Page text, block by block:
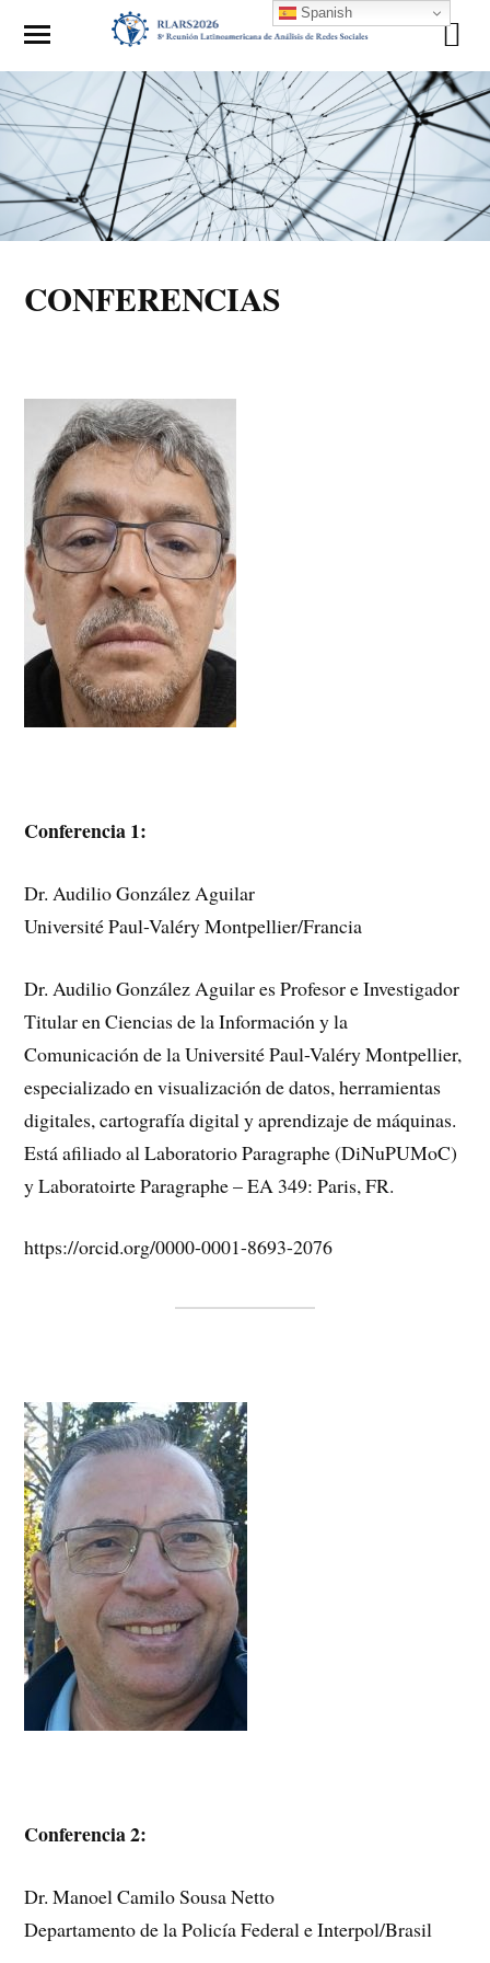
CONFERENCIAS
Conferencia 1:
Dr. Audilio González Aguilar
Université Paul-Valéry Montpellier/Francia
Dr. Audilio González Aguilar es Profesor e Investigador
Titular en Ciencias de la Información y la
Comunicación de la Université Paul-Valéry Montpellier,
especializado en visualización de datos, herramientas
digitales, cartografía digital y aprendizaje de máquinas.
Está afiliado al Laboratorio Paragraphe (DiNuPUMoC)
y Laboratoirte Paragraphe – EA 349: Paris, FR.
https://orcid.org/0000-0001-8693-2076
Conferencia 2:
Dr. Manoel Camilo Sousa Netto
Departamento de la Policía Federal e Interpol/Brasil
Spanish